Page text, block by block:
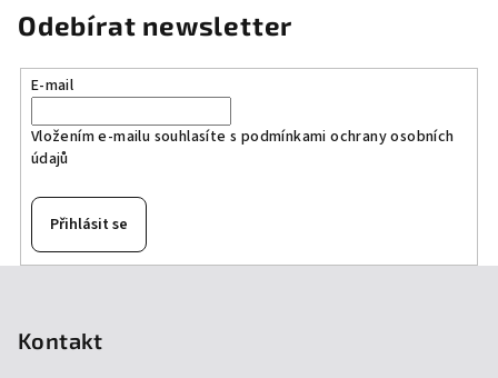
á
d
a
p
v
Odebírat newsletter
E-mail
Vložením e-mailu souhlasíte s podmínkami ochrany osobních
údajů
Přihlásit se
Kontakt